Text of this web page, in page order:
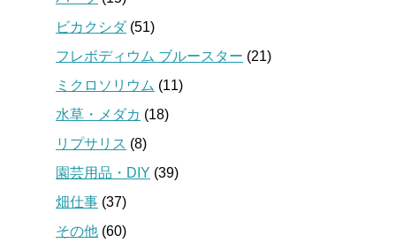
ビカクシダ(51)
フレボディウム ブルースター (21)
ミクロソリウム (11)
水草・メダカ (18)
リプサリス (8)
園芸用品・DIY (39)
畑仕事 (37)
その他 (60)